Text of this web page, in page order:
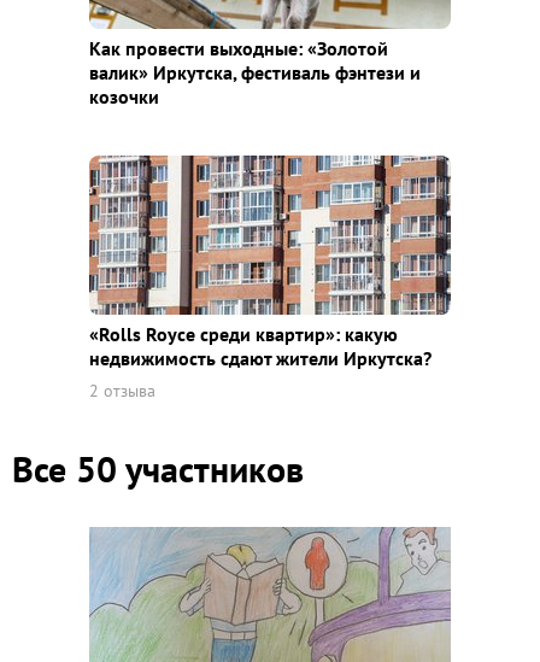
Как провести выходные: «Золотой
валик» Иркутска, фестиваль фэнтези и
козочки
«Rolls Royce среди квaртир»: какую
недвижимость сдают жители Иркутска?
2 отзыва
Все 50 участников